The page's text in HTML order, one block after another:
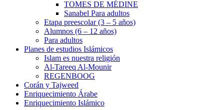
TOMES DE MÉDINE
Sanabel Para adultos
Etapa preescolar (3 – 5 años)
Alumnos (6 – 12 años)
Para adultos
Planes de estudios Islámicos
Islam es nuestra religión
Al-Tareeq Al-Mounir
REGENBOOG
Corán y Tajweed
Enriquecimiento Árabe
Enriquecimiento Islámico